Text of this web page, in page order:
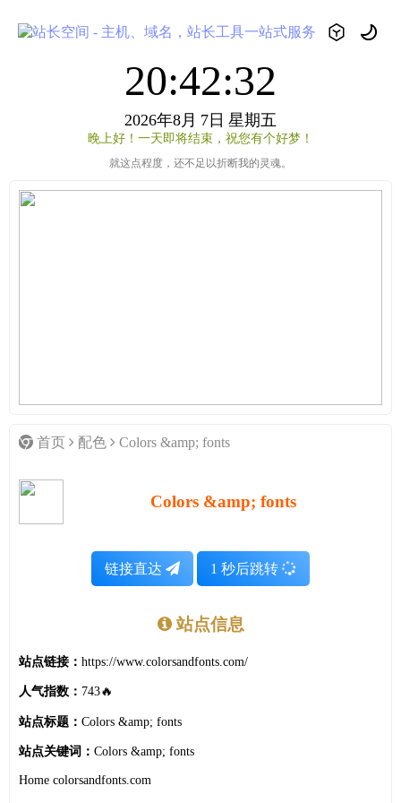
20:42:32
2026年8月 7日 星期五
晚上好！一天即将结束，祝您有个好梦！
就这点程度，还不足以折断我的灵魂。
首页 配色 Colors &amp; fonts
Colors &amp; fonts
链接直达 1 秒后跳转
站点信息
站点链接： https://www.colorsandfonts.com/
人气指数： 743🔥
站点标题： Colors &amp; fonts
站点关键词： Colors &amp; fonts
Home colorsandfonts.com